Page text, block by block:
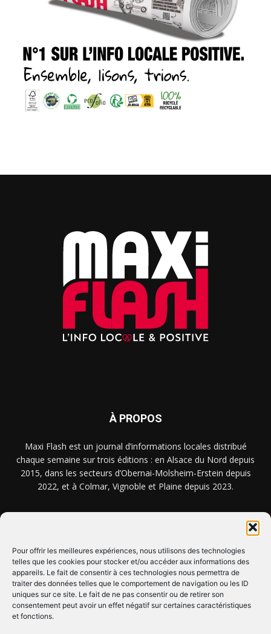
Pour offrir les meilleures expériences, nous utilisons des technologies
telles que les cookies pour stocker et/ou accéder aux informations des
appareils. Le fait de consentir à ces technologies nous permettra de
traiter des données telles que le comportement de navigation ou les ID
uniques sur ce site. Le fait de ne pas consentir ou de retirer son
consentement peut avoir un effet négatif sur certaines caractéristiques
et fonctions.
À PROPOS
Maxi Flash est un journal d’informations locales distribué
chaque semaine sur trois éditions : en Alsace du Nord depuis
2015, dans les secteurs d’Obernai-Molsheim-Erstein depuis
2022, et à Colmar, Vignoble et Plaine depuis 2023.
CLIQUEZ ICI !
SUIVEZ-NOUS !